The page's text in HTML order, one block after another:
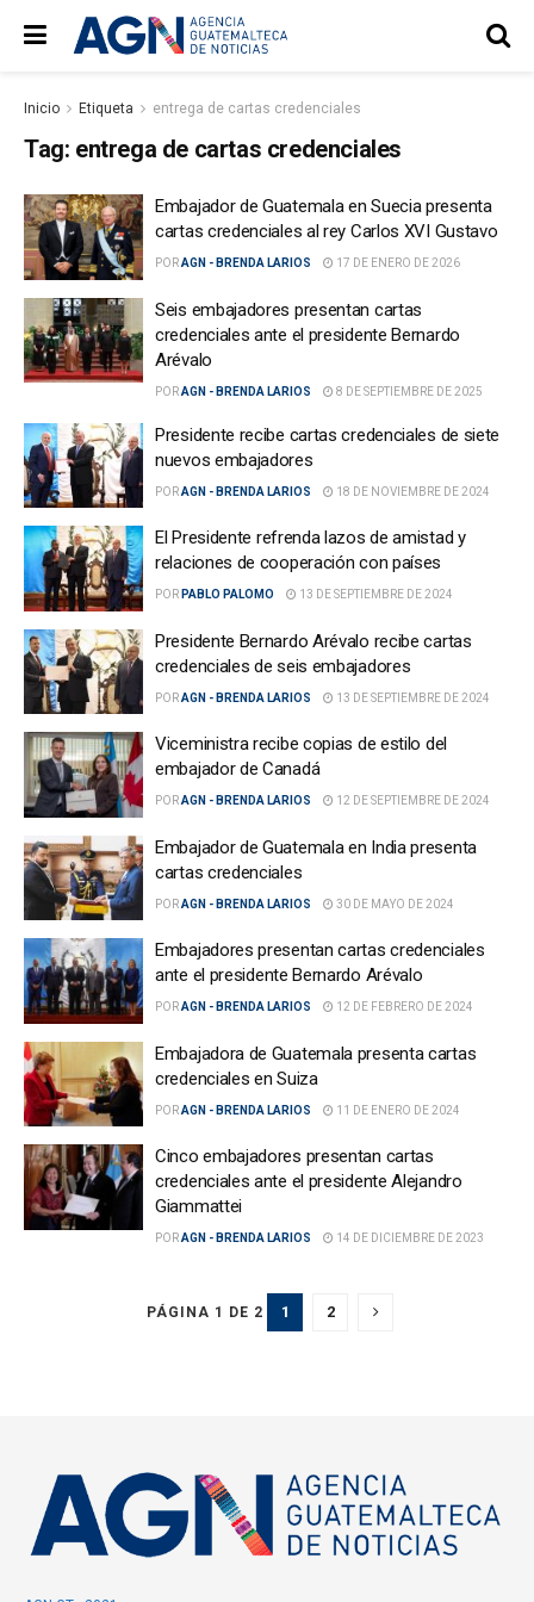
Inicio Etiqueta entrega de cartas credenciales
Tag: entrega de cartas credenciales
Embajador de Guatemala en Suecia presenta
cartas credenciales al rey Carlos XVI Gustavo
PORAGN - BRENDA LARIOS 17 DE ENERO DE 2026
Seis embajadores presentan cartas
credenciales ante el presidente Bernardo
Arévalo
PORAGN - BRENDA LARIOS 8 DE SEPTIEMBRE DE 2025
Presidente recibe cartas credenciales de siete
nuevos embajadores
PORAGN - BRENDA LARIOS 18 DE NOVIEMBRE DE 2024
El Presidente refrenda lazos de amistad y
relaciones de cooperación con países
POR PABLO PALOMO 13 DE SEPTIEMBRE DE 2024
Presidente Bernardo Arévalo recibe cartas
credenciales de seis embajadores
PORAGN - BRENDA LARIOS 13 DE SEPTIEMBRE DE 2024
Viceministra recibe copias de estilo del
embajador de Canadá
PORAGN - BRENDA LARIOS 12 DE SEPTIEMBRE DE 2024
Embajador de Guatemala en India presenta
cartas credenciales
PORAGN - BRENDA LARIOS 30 DE MAYO DE 2024
Embajadores presentan cartas credenciales
ante el presidente Bernardo Arévalo
PORAGN - BRENDA LARIOS 12 DE FEBRERO DE 2024
Embajadora de Guatemala presenta cartas
credenciales en Suiza
PORAGN - BRENDA LARIOS 11 DE ENERO DE 2024
Cinco embajadores presentan cartas
credenciales ante el presidente Alejandro
Giammattei
PORAGN - BRENDA LARIOS 14 DE DICIEMBRE DE 2023
PÁGINA 1 DE 2 1 2